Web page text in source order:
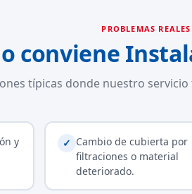
PROBLEMAS REALES
conviene
típicas donde nuestro
y
✓ Cambio de cubierta por
filtraciones o material
deteriorado.